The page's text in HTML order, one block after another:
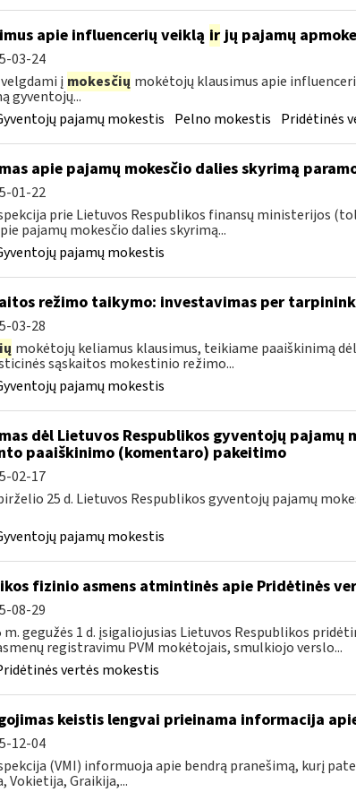
apie influencerių veiklą irjų pajamų
03-24
į mokesčių mokėtojų klausimus apie
gyventojų...
pajamų mokestis Pelno mokestis Pridėtinės
apie pajamų mokesčio dalies skyrimą
01-22
prie Lietuvos Respublikos finansų ministerijos
pajamų mokesčio dalies skyrimą...
pajamų mokestis
režimo taikymo: investavimas per
03-28
mokėtojų keliamus klausimus, teikiame paaiškinimą
sąskaitos mokestinio režimo...
pajamų mokestis
dėl Lietuvos Respublikos gyventojų pajamų
paaiškinimo (komentaro) pakeitimo
02-17
25 d. Lietuvos Respublikos gyventojų pajamų
pajamų mokestis
fizinio asmens atmintinės apie Pridėtinės
08-29
gegužės 1 d. įsigaliojusias Lietuvos Respublikos
registravimu PVM mokėtojais, smulkiojo verslo...
vertės mokestis
keistis lengvai prieinama informacija
12-04
(VMI) informuoja apie bendrą pranešimą, kurį
Vokietija, Graikija,...